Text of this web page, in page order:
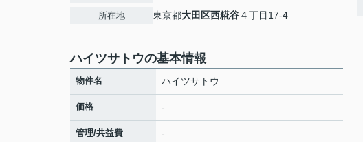
所在地 東京都大田区西糀谷４丁目17-4
ハイツサトウの基本情報
物件名 ハイツサトウ
価格 -
管理/共益費 -